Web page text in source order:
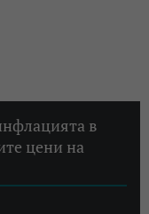
в
цени на